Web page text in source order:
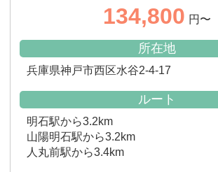
134,800 円〜
所在地
兵庫県神戸市西区水谷2-4-17
ルート
明石駅から3.2km
山陽明石駅から3.2km
人丸前駅から3.4km